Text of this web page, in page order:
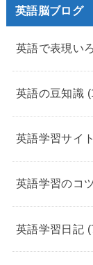
英語脳ブログ
英語で表現い
英語の豆知識
英語学習サイ
英語学習のコ
英語学習日記